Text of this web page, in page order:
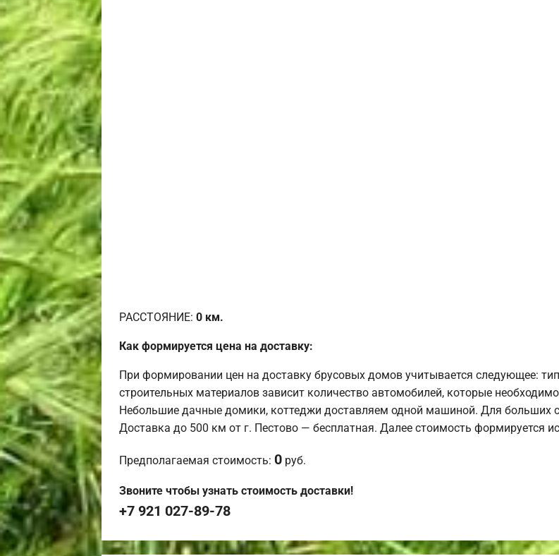
РАССТОЯНИЕ: 0 км.
Как формируется цена на доставку:
При формировании цен на доставку брусовых домов учитывается следующее:
строительных материалов зависит количество автомобилей, которые
Небольшие дачные домики, коттеджи доставляем одной машиной. Для больших
Доставка до 500 км от г. Пестово — бесплатная. Далее стоимость формируется
Предполагаемая стоимость: 0 руб.
Звоните чтобы узнать стоимость доставки!
+7 921 027-89-78